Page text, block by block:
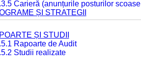
Carieră (anunțurile posturilor
ȘI STRATEGII
ȘI STUDII
Rapoarte de Audit
Studii realizate